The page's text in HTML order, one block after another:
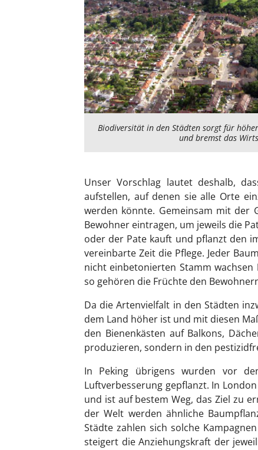
Biodiversität in den Städten sorgt für
und bremst das
Unser Vorschlag lautet deshalb,
aufstellen, auf denen sie alle Orte
werden könnte. Gemeinsam mit der
Bewohner eintragen, um jeweils die
oder der Pate kauft und pflanzt den
vereinbarte Zeit die Pflege. Jeder
nicht einbetonierten Stamm
so gehören die Früchte den
Da die Artenvielfalt in den Städten
dem Land höher ist und mit diesen
den Bienenkästen auf Balkons,
produzieren, sondern in den
In Peking übrigens wurden vor
Luftverbesserung gepflanzt. In
und ist auf bestem Weg, das Ziel zu
der Welt werden ähnliche
Städte zahlen sich solche
steigert die Anziehungskraft der